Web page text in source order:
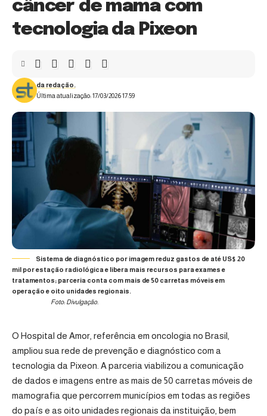
câncer de mama com
tecnologia da Pixeon
Última atualização: 17/03/2026 17:59
da redação.
Sistema de diagnóstico por imagem reduz gastos de até US$ 20
mil por estação radiológica e libera mais recursos para exames e
tratamentos; parceria conta com mais de 50 carretas móveis em
operação e oito unidades regionais.
Foto: Divulgação.
O Hospital de Amor, referência em oncologia no Brasil,
ampliou sua rede de prevenção e diagnóstico com a
tecnologia da Pixeon. A parceria viabilizou a comunicação
de dados e imagens entre as mais de 50 carretas móveis de
mamografia que percorrem municípios em todas as regiões
do país e as oito unidades regionais da instituição, bem